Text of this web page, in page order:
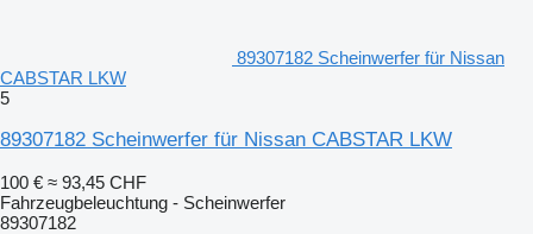
89307182 Scheinwerfer für Nissan
CABSTAR LKW
5
89307182 Scheinwerfer für Nissan CABSTAR LKW
100 € ≈ 93,45 CHF
Fahrzeugbeleuchtung - Scheinwerfer
89307182